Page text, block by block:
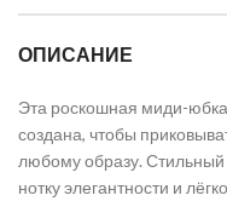
ОПИСАНИЕ
Эта роскошная миди-
создана, чтобы
любому образу. Стильный
нотку элегантности и